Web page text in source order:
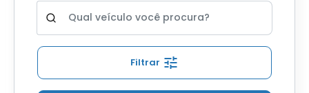
Filtrar